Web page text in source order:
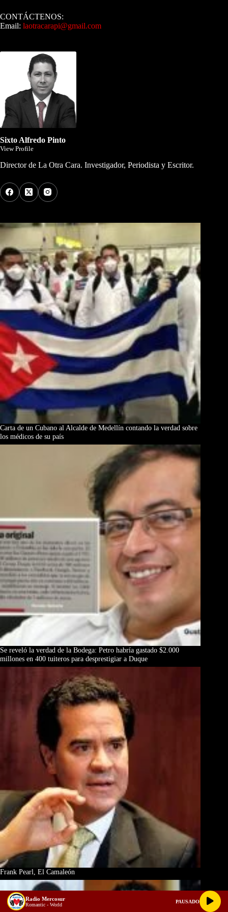
CONTÁCTENOS:
Email: laotracarapi@gmail.com
Sixto Alfredo Pinto
View Profile
Director de La Otra Cara. Investigador, Periodista y Escritor.
Carta de un Cubano al Alcalde de Medellín contando la verdad sobre
los médicos de su país
Se reveló la verdad de la Bodega: Petro habría gastado $2.000
millones en 400 tuiteros para desprestigiar a Duque
Frank Pearl, El Camaleón
Radio Mercosur
Romantic - World
PAUSADO